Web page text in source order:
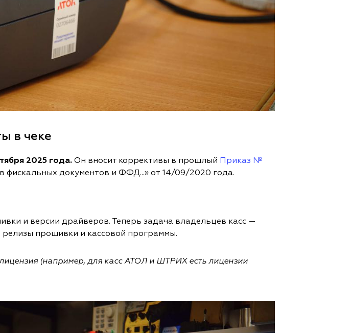
в чеке
2025 года.Он вносит коррективы в прошлый
Приказ №
фискальных документов и ФФД...» от 14/09/2020 года.
и версии драйверов. Теперь задача владельцев касс —
прошивки и кассовой программы.
(например, для касс АТОЛ и ШТРИХ есть лицензии